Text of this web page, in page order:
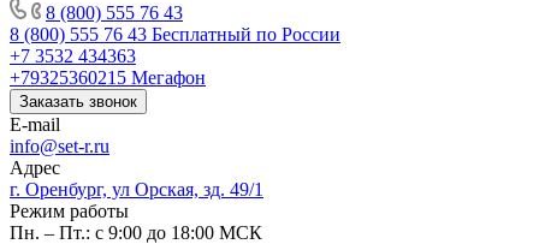
8 (800) 555 76 43
8 (800) 555 76 43 Бесплатный по России
+7 3532 434363
+79325360215 Мегафон
Заказать звонок
E-mail
info@set-r.ru
Адрес
г. Оренбург, ул Орская, зд. 49/1
Режим работы
Пн. – Пт.: с 9:00 до 18:00 МСК